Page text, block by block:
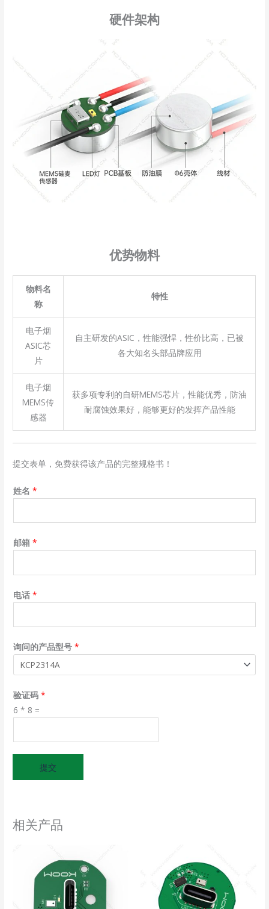
硬件架构
优势物料
物料名
称
特性
电子烟
ASIC芯
片
自主研发的ASIC，性能强悍，性价比高，已被
各大知名头部品牌应用
电子烟
MEMS传
感器
获多项专利的自研MEMS芯片，性能优秀，防油
耐腐蚀效果好，能够更好的发挥产品性能
提交表单，免费获得该产品的完整规格书！
姓名*
邮箱*
电话*
询问的产品型号*
验证码*
6 * 8 =
提交
相关产品